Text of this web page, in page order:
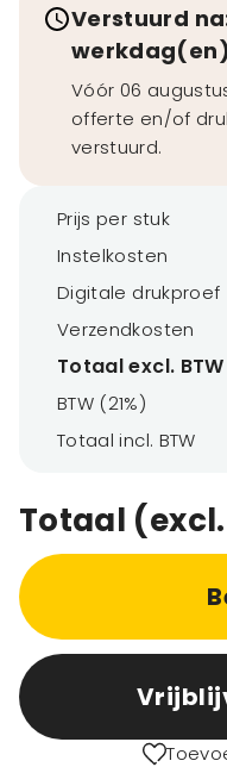
Verstuurd
werkdag(en)
Vóór 06
offerte en/of
verstuurd.
Prijs per stuk
Instelkosten
Digitale drukproef
Verzendkosten
Totaal excl. BTW
BTW (21%)
Totaal incl. BTW
Totaal